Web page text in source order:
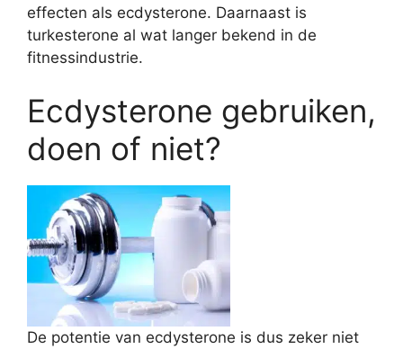
effecten als ecdysterone. Daarnaast is
turkesterone al wat langer bekend in de
fitnessindustrie.
Ecdysterone gebruiken,
doen of niet?
De potentie van ecdysterone is dus zeker niet